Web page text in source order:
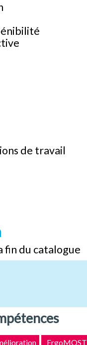
de travail
fin du catalogue
ErgoMOST